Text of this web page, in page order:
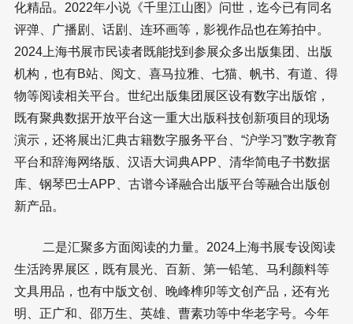
化精品。2022年小说《千里江山图》问世，迄今已有同名
评弹、广播剧、话剧、连环画等，影视作品也在筹拍中。
2024上海书展市民读者既能找到参展众多出版集团、出版
机构，也有B站、阅文、喜马拉雅、七猫、帆书、有道、得
物等阅读相关平台。世纪出版集团展区设有数字出版馆，
既有聚典数据开放平台这一重大出版科技创新项目的现场
演示，还将展出汇典古籍数字服务平台、“沪学习”数字教育
平台和辞海网络版、汉语大词典APP、清华简电子书数据
库、钢琴巴士APP、古谱今译融合出版平台等融合出版创
新产品。
二是汇聚多方面阅读的力量。2024上海书展专设阅读
生活跨界展区，既有晨光、百新、第一铅笔、马利颜料等
文具用品，也有中版文创、晚峰榫卯等文创产品，还有光
明、正广和、邵万生、英雄、曹素功等中华老字号。今年